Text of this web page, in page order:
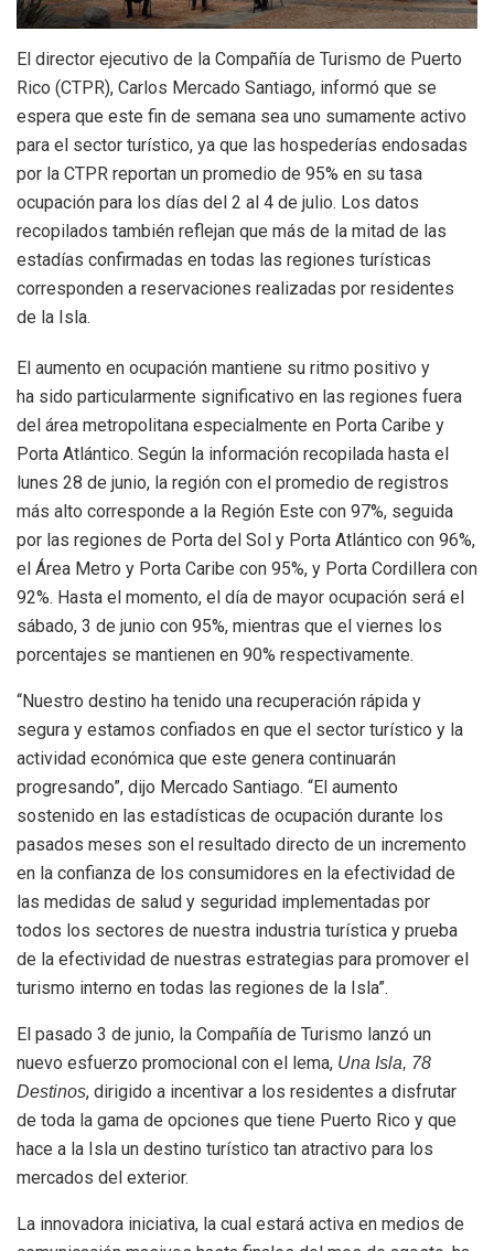
El director ejecutivo de la Compañía de Turismo de Puerto
Rico (CTPR), Carlos Mercado Santiago, informó que se
espera que este fin de semana sea uno sumamente activo
para el sector turístico, ya que las hospederías endosadas
por la CTPR reportan un promedio de 95% en su tasa
ocupación para los días del 2 al 4 de julio. Los datos
recopilados también reflejan que más de la mitad de las
estadías confirmadas en todas las regiones turísticas
corresponden a reservaciones realizadas por residentes
de la Isla.
El aumento en ocupación mantiene su ritmo positivo y
ha sido particularmente significativo en las regiones fuera
del área metropolitana especialmente en Porta Caribe y
Porta Atlántico. Según la información recopilada hasta el
lunes 28 de junio, la región con el promedio de registros
más alto corresponde a la Región Este con 97%, seguida
por las regiones de Porta del Sol y Porta Atlántico con 96%,
el Área Metro y Porta Caribe con 95%, y Porta Cordillera con
92%. Hasta el momento, el día de mayor ocupación será el
sábado, 3 de junio con 95%, mientras que el viernes los
porcentajes se mantienen en 90% respectivamente.
“Nuestro destino ha tenido una recuperación rápida y
segura y estamos confiados en que el sector turístico y la
actividad económica que este genera continuarán
progresando”, dijo Mercado Santiago. “El aumento
sostenido en las estadísticas de ocupación durante los
pasados meses son el resultado directo de un incremento
en la confianza de los consumidores en la efectividad de
las medidas de salud y seguridad implementadas por
todos los sectores de nuestra industria turística y prueba
de la efectividad de nuestras estrategias para promover el
turismo interno en todas las regiones de la Isla”.
El pasado 3 de junio, la Compañía de Turismo lanzó un
nuevo esfuerzo promocional con el lema, Una Isla, 78
Destinos, dirigido a incentivar a los residentes a disfrutar
de toda la gama de opciones que tiene Puerto Rico y que
hace a la Isla un destino turístico tan atractivo para los
mercados del exterior.
La innovadora iniciativa, la cual estará activa en medios de